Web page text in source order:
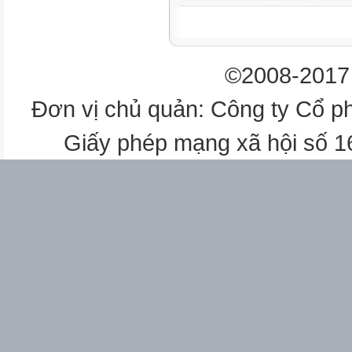
©2008-
Đơn vị chủ quản: Công ty Cổ
Giấy phép mạng xã hội số